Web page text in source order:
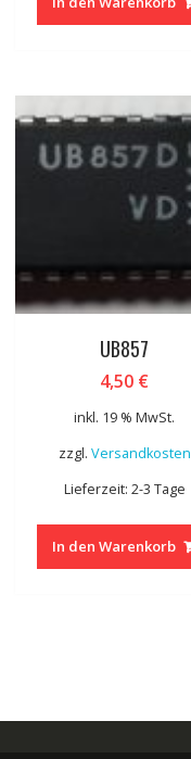
UB857
4,50 €
inkl. 19 % MwSt.
zzgl. Versandkosten
Lieferzeit: 2-3 Tage
In den Warenkorb